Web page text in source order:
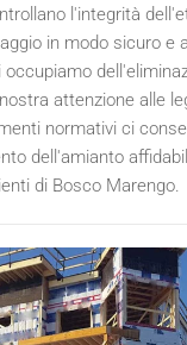
l'integrità
in modo sicuro e
attenzione alle
normativi ci
dell'amianto
di Bosco Marengo.